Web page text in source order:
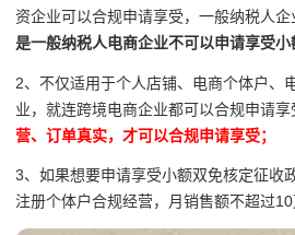
资企业可以合规申请享受，一般纳税人企
是一般纳税人电商企业不可以申请享受小
2、不仅适用于个人店铺、电商个体户、
业，就连跨境电商企业都可以合规申请享
营、订单真实，才可以合规申请享受；
3、如果想要申请享受小额双免核定征收
注册个体户合规经营，月销售额不超过10